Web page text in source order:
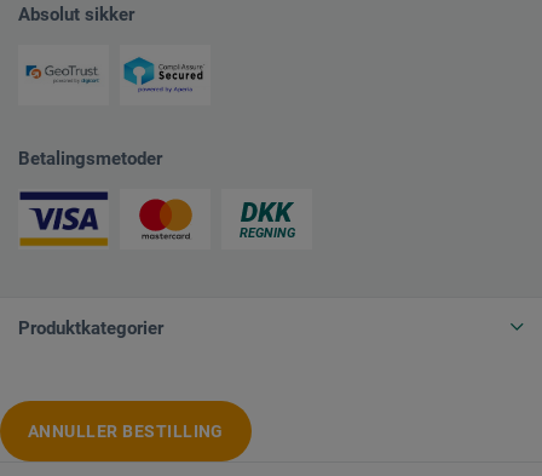
Absolut sikker
Betalingsmetoder
Produktkategorier
ANNULLER BESTILLING